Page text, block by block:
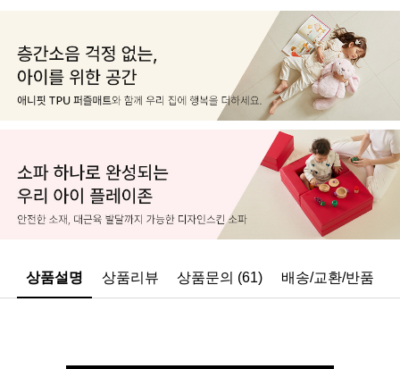
상품설명 상품리뷰 상품문의 (61) 배송/교환/반품